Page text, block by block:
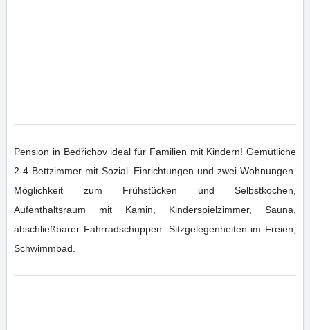
Pension in Bedřichov ideal für Familien mit Kindern! Gemütliche
2-4 Bettzimmer mit Sozial. Einrichtungen und zwei Wohnungen.
Möglichkeit zum Frühstücken und Selbstkochen,
Aufenthaltsraum mit Kamin, Kinderspielzimmer, Sauna,
abschließbarer Fahrradschuppen. Sitzgelegenheiten im Freien,
Schwimmbad.